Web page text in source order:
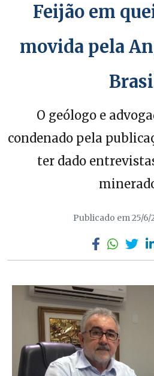
Feijão em
movida pela
O geólogo e
condenado pela
ter dado
Publicado em 25/6/